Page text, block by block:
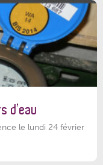
d’eau
le lundi 24 février